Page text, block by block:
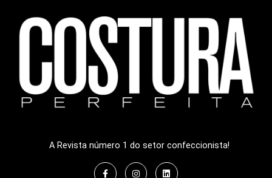
A Revista número 1 do setor confeccionista!